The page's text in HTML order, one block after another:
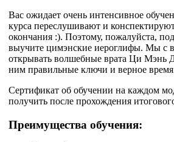
Вас ожидает очень интенсивное
курса переслушивают и
окончания :). Поэтому, пожалуйста,
выучите цимэнские иероглифы. Мы с
открывать волшебные врата Ци Мэнь
ним правильные ключи и верное
Сертификат об обучении на каждом
получить после прохождения
Преимущества обучения: